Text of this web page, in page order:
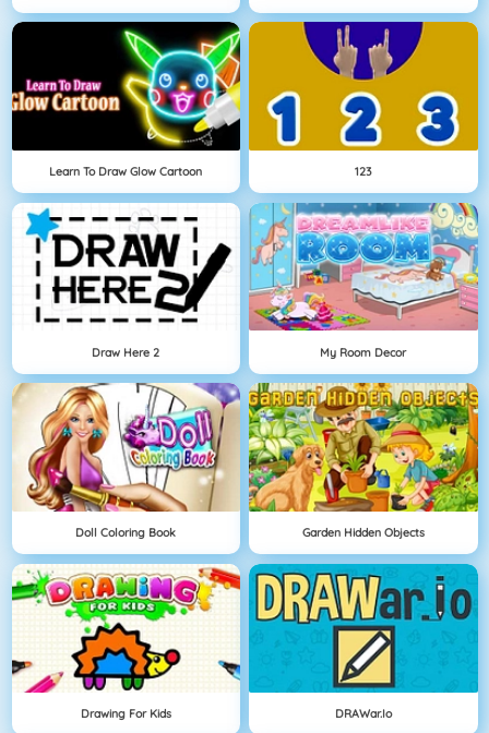
Learn To Draw Glow Cartoon 123
Draw Here 2 My Room Decor
Doll Coloring Book Garden Hidden Objects
Drawing For Kids DRAWar.io